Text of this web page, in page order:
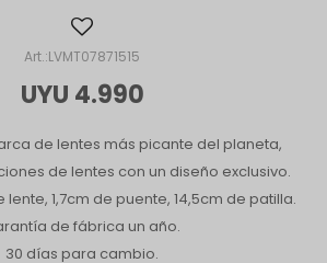
LVMT07871515
UYU 4.990
de lentes más picante del planeta,
de lentes con un diseño exclusivo.
1,7cm de puente, 14,5cm de patilla.
de fábrica un año.
30 días para cambio.